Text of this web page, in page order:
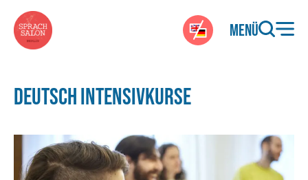
Hauptinhalt
EN Menü
DEUTSCH INTENSIVKURSE